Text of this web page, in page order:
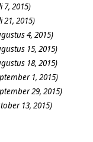
7, 2015)
21, 2015)
4, 2015)
15, 2015)
18, 2015)
1, 2015)
29, 2015)
13, 2015)